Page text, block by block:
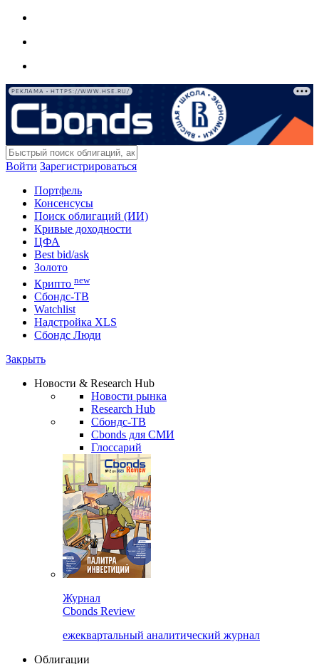
РЕКЛАМА • HTTPS://WWW.HSE.RU/
Войти Зарегистрироваться
Портфель
Консенсусы
Поиск облигаций (ИИ)
Кривые доходности
ЦФА
Best bid/ask
Золото
Крипто new
Сбондс-ТВ
Watchlist
Надстройка XLS
Сбондс Люди
Закрыть
Новости & Research Hub
Новости рынка
Research Hub
Сбондс-ТВ
Cbonds для СМИ
Глоссарий
Журнал
Cbonds Review
ежеквартальный аналитический журнал
Облигации